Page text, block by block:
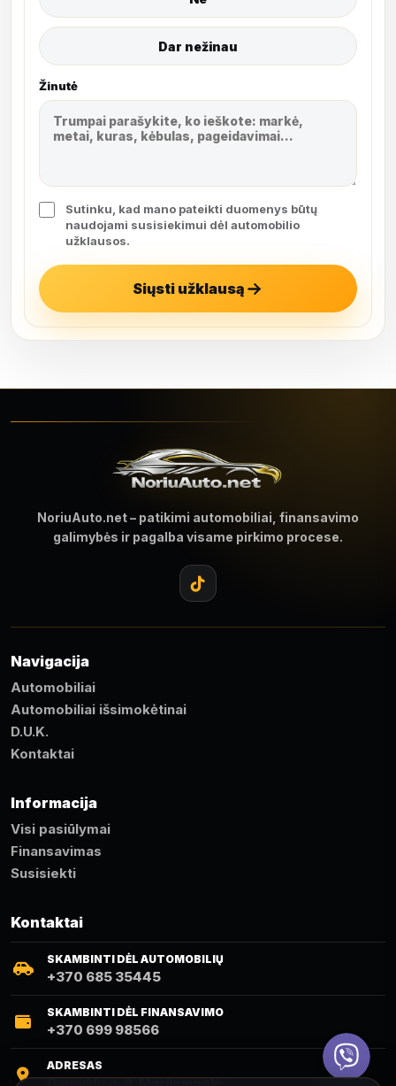
Dar nežinau
Žinutė
Sutinku, kad mano pateikti duomenys būtų
naudojami susisiekimui dėl automobilio
užklausos.
Siųsti užklausą
NoriuAuto.net – patikimi automobiliai, finansavimo
galimybės ir pagalba visame pirkimo procese.
Navigacija
Automobiliai
Automobiliai išsimokėtinai
D.U.K.
Kontaktai
Informacija
Visi pasiūlymai
Finansavimas
Susisiekti
Kontaktai
SKAMBINTI DĖL AUTOMOBILIŲ
+370 685 35445
SKAMBINTI DĖL FINANSAVIMO
+370 699 98566
ADRESAS
Gamyklų g. 9, Marijampolė
Viber